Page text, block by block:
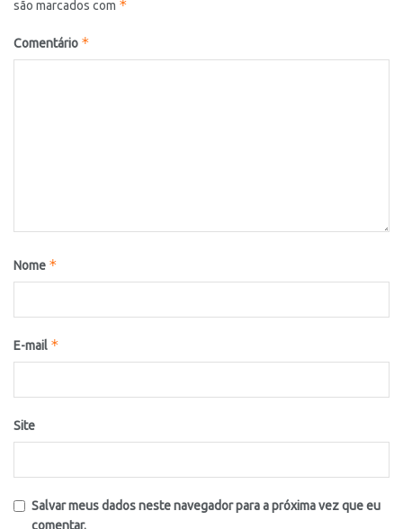
são marcados com *
Comentário *
Nome *
E-mail *
Site
Salvar meus dados neste navegador para a próxima vez que eu
comentar.